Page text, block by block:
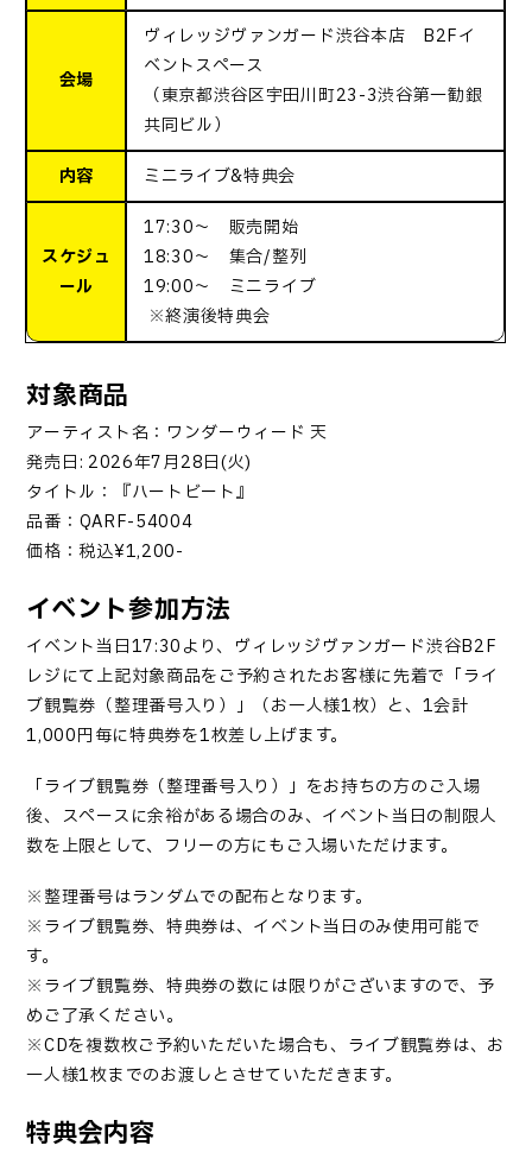
会場
ヴィレッジヴァンガード渋谷本店 B2Fイ
ベントスペース
（東京都渋谷区宇田川町23-3渋谷第一勧銀
共同ビル）
内容 ミニライブ&特典会
スケジュ
ール
17:30～ 販売開始
18:30～ 集合/整列
19:00～ ミニライブ
※終演後特典会
対象商品
アーティスト名：ワンダーウィード 天
発売日: 2026年7月28日(火)
タイトル：『ハートビート』
品番： QARF-54004
価格：税込¥1,200-
イベント参加方法
イベント当日17:30より、ヴィレッジヴァンガード渋谷B2F
レジにて上記対象商品をご予約されたお客様に先着で「ライ
ブ観覧券（整理番号入り）」（お一人様1枚）と、 1会計
1,000円毎に特典券を1枚差し上げます。
「ライブ観覧券（整理番号入り） 」 をお持ちの方のご入場
後、スペースに余裕がある場合のみ、イベント当日の制限人
数を上限として、フリーの方にもご入場いただけます。
※整理番号はランダムでの配布となります。
※ライブ観覧券、特典券は、イベント当日のみ使用可能で
す。
※ライブ観覧券、特典券の数には限りがございますので、予
めご了承ください。
※CDを複数枚ご予約いただいた場合も、ライブ観覧券は、お
一人様1枚までのお渡しとさせていただきます。
特典会内容